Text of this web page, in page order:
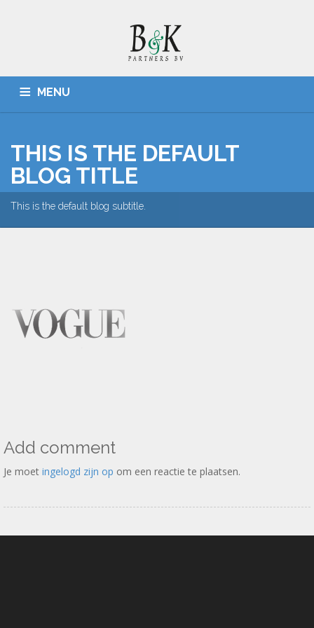
MENU
THIS IS THE DEFAULT
BLOG TITLE
This is the default blog subtitle.
Add comment
Je moet ingelogd zijn op om een reactie te plaatsen.